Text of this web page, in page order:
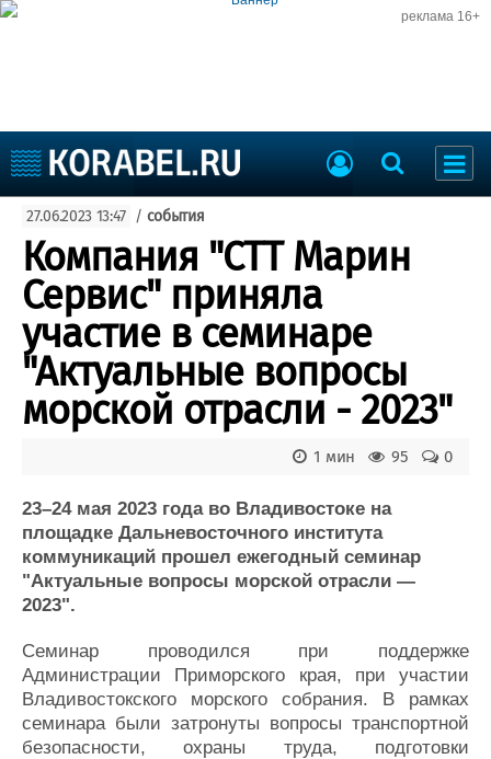
реклама 16+
Судоходство
Судоремонт
События
Пресс-релизы
Порты
Рыболовство
ВМФ
Образование
Яхты и катера
Еще
Судостроение
Компании
Репутация
Работа
Крюинг
Реклама
Торговая площадка
Доска объявлений
Оборудование
Изделия
Материалы
Конференции
Выставки и семинары
Флот
Галерея флота
27.06.2023 13:47 / события
Компания "СТТ Марин
Сервис" приняла
участие в семинаре
"Актуальные вопросы
морской отрасли - 2023"
0
95
1 мин
23–24 мая 2023 года во Владивостоке на
площадке Дальневосточного института
коммуникаций прошел ежегодный семинар
"Актуальные вопросы морской отрасли —
2023".
Семинар проводился при поддержке
Администрации Приморского края, при участии
Владивостокского морского собрания. В рамках
семинара были затронуты вопросы транспортной
безопасности, охраны труда, подготовки